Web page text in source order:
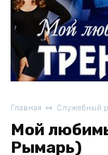
Главная Служебный
Мой
Рымарь)